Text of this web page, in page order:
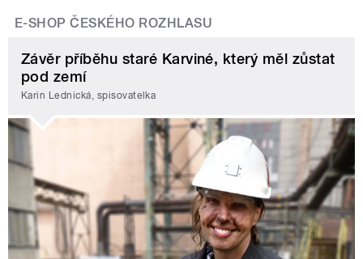
E-SHOP ČESKÉHO ROZHLASU
Závěr příběhu staré Karviné, který měl zůstat
pod zemí
Karin Lednická, spisovatelka